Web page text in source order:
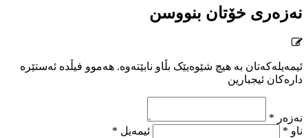
نەزەری خۆتان بنووسن
ئیمەیلەکەتان بە هیچ شێوەیێک بڵاو نابێتەوە. هەموو فیڵدە ئەستێرە
دارەکان ئیجبارین
نەزەر *
ناو *
ئیمەیل *